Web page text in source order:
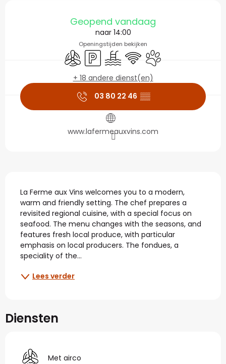
Openingstijden en
Geopend vandaag
naar 14:00
Openingstijden bekijken
Met aircoParkeerplaats
Zwembad
Wifi Dieren toegelaten
+ 18 andere dienst(en)
03 80 22 46 ▒▒
www.lafermeauxvins.com
Beschrijving
La Ferme aux Vins welcomes you to a modern,
warm and friendly setting. The chef prepares a
revisited regional cuisine, with a special focus on
seafood. The menu changes with the seasons, and
features fresh local produce, with particular
emphasis on local producers. The fondues, a
speciality of the...
Lees verder
Diensten
Met airco